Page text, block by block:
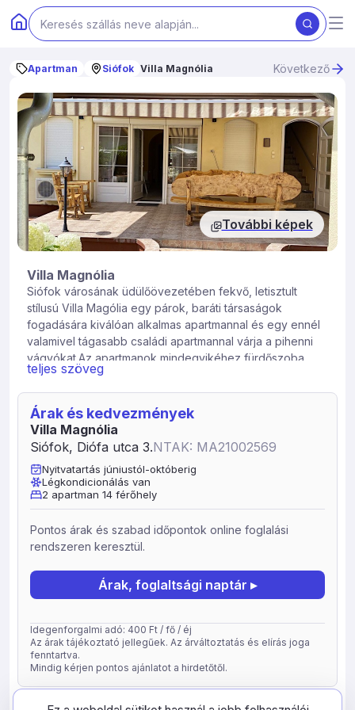
Apartman Siófok Villa Magnólia Következő
További képek
Villa Magnólia
Siófok városának üdülőövezetében fekvő, letisztult
stílusú Villa Magólia egy párok, baráti társaságok
fogadására kiválóan alkalmas apartmannal és egy ennél
valamivel tágasabb családi apartmannal várja a pihenni
vágyókat.Az apartmanok mindegyikéhez fürdőszoba,
konyha, LCD tv tartozik. A légkondicionált szállások jól
felszerelt konyhájában mikrosütő, hűtő, kávéfőző,
vízforraló és edények állnak a főzni vágyók
rendelkezésére. Az épület egész területén ingyenesen
elérhető a WiFi.A maradéktalan lelki feltöltődésért pedig
kültéri medence, kényelmes napozóágyak,kerti grillező
es hangulatos terasz vár majd minden kedves vendéget.
teljes szöveg
Árak és kedvezmények
Villa Magnólia
Siófok, Diófa utca 3.NTAK: MA21002569
Nyitvatartás júniustól-októberig
Légkondicionálás van
2 apartman 14 férőhely
Pontos árak és szabad időpontok online foglalási
rendszeren keresztül.
Árak, foglaltsági naptár ▸
Idegenforgalmi adó: 400 Ft / fő / éj
Az árak tájékoztató jellegűek. Az árváltoztatás és elírás joga
fenntartva.
Mindig kérjen pontos ajánlatot a hirdetőtől.
frissítve: 2026-05-05 33564